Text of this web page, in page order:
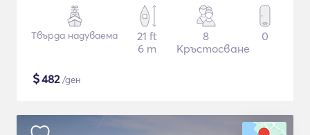
Твърда надуваема
21 ft
6 m
8
Кръстосване
0
$482/ден